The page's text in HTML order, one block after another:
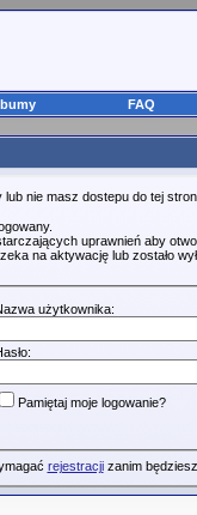
FAQ
lub nie masz dostepu do tej
uprawnień aby
na aktywację lub zostało
użytkownika:
Pamiętaj moje logowanie?
rejestracjizanim